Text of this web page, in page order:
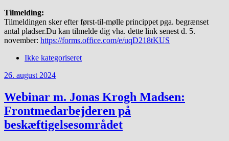
Tilmelding:
Tilmeldingen sker efter først-til-mølle princippet pga. begrænset
antal pladser.Du kan tilmelde dig vha. dette link senest d. 5.
november: https://forms.office.com/e/uqD218tKUS
Ikke kategoriseret
26. august 2024
Webinar m. Jonas Krogh Madsen:
Frontmedarbejderen på
beskæftigelsesområdet